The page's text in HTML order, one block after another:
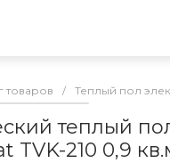
товаров / Теплый пол
теплый
TVK-210 0,9